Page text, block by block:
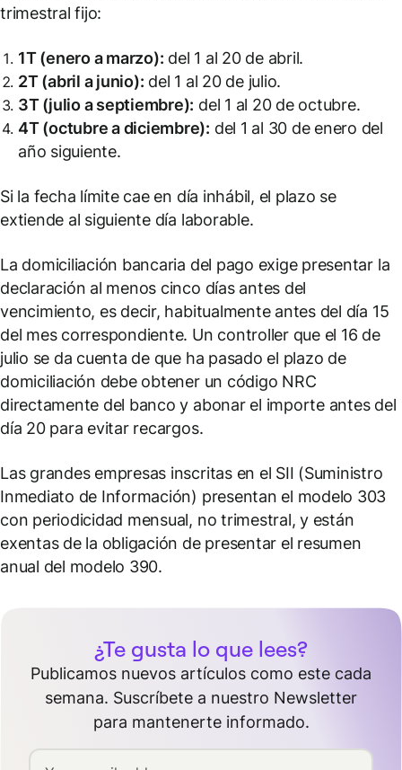
trimestral fijo:
1T (enero a marzo): del 1 al 20 de abril.
2T (abril a junio): del 1 al 20 de julio.
3T (julio a septiembre): del 1 al 20 de octubre.
4T (octubre a diciembre): del 1 al 30 de enero del
año siguiente.
Si la fecha límite cae en día inhábil, el plazo se
extiende al siguiente día laborable.
La domiciliación bancaria del pago exige presentar la
declaración al menos cinco días antes del
vencimiento, es decir, habitualmente antes del día 15
del mes correspondiente. Un controller que el 16 de
julio se da cuenta de que ha pasado el plazo de
domiciliación debe obtener un código NRC
directamente del banco y abonar el importe antes del
día 20 para evitar recargos.
Las grandes empresas inscritas en el SII (Suministro
Inmediato de Información) presentan el modelo 303
con periodicidad mensual, no trimestral, y están
exentas de la obligación de presentar el resumen
anual del modelo 390.
¿Te gusta lo que lees?
Publicamos nuevos artículos como este cada
semana. Suscríbete a nuestro Newsletter
para mantenerte informado.